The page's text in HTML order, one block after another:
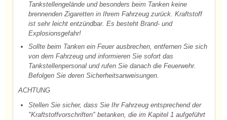
Tankstellengelände und besonders beim Tanken keine
brennenden Zigaretten in Ihrem Fahrzeug zurück. Kraftstoff
ist sehr leicht entzündbar. Es besteht Brand- und
Explosionsgefahr!
Sollte beim Tanken ein Feuer ausbrechen, entfernen Sie sich
von dem Fahrzeug und informieren Sie sofort das
Tankstellenpersonal und rufen Sie danach die Feuerwehr.
Befolgen Sie deren Sicherheitsanweisungen.
ACHTUNG
Stellen Sie sicher, dass Sie Ihr Fahrzeug entsprechend der
"Kraftstoffvorschriften" betanken, die im Kapitel 1 aufgeführt